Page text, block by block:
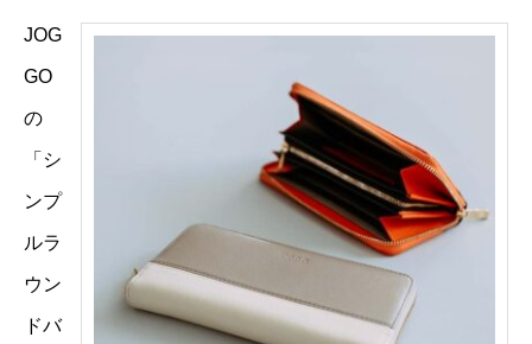
JOG
GO
の
「シ
ンプ
ルラ
ウン
ドバ